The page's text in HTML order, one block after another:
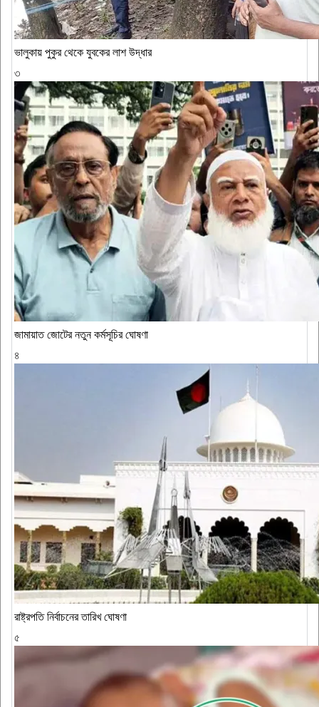
ভালুকায় পুকুর থেকে যুবকের লাশ উদ্ধার
৩
জামায়াত জোটের নতুন কর্মসূচির ঘোষণা
৪
রাষ্ট্রপতি নির্বাচনের তারিখ ঘোষণা
৫